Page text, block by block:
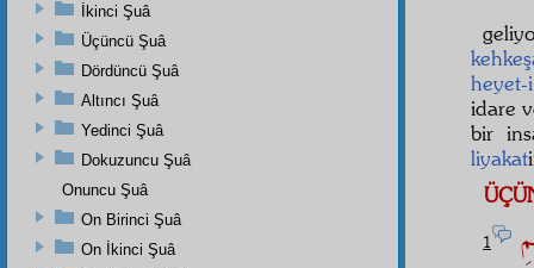
heyet-
idare
bir
liyakat
1
İkinci Şuâ
Üçüncü Şuâ
Dördüncü Şuâ
Altıncı Şuâ
Yedinci Şuâ
Dokuzuncu Şuâ
Onuncu Şuâ
On Birinci Şuâ
On İkinci Şuâ